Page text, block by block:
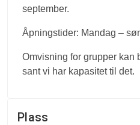
september.
Åpningstider: Mandag –
Omvisning for grupper kan
sant vi har kapasitet til det.
Plass